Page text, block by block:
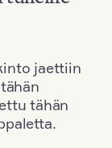
jaettiin
tähän